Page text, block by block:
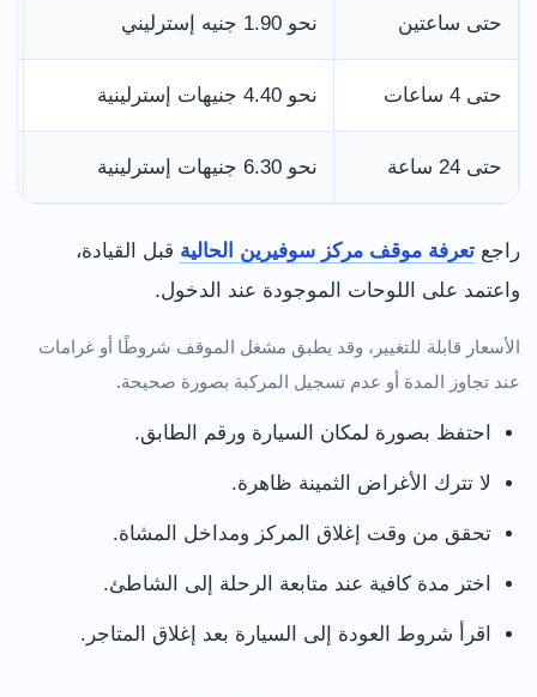
حتى ساعتين نحو 1.90 جنيه إسترليني
حتى 4 ساعات نحو 4.40 جنيهات إسترلينية
حتى 24 ساعة نحو 6.30 جنيهات إسترلينية
راجع تعرفة موقف مركز سوفيرين الحالية قبل القيادة،
واعتمد على اللوحات الموجودة عند الدخول.
الأسعار قابلة للتغيير، وقد يطبق مشغل الموقف شروطًا أو غرامات
عند تجاوز المدة أو عدم تسجيل المركبة بصورة صحيحة.
احتفظ بصورة لمكان السيارة ورقم الطابق.
لا تترك الأغراض الثمينة ظاهرة.
تحقق من وقت إغلاق المركز ومداخل المشاة.
اختر مدة كافية عند متابعة الرحلة إلى الشاطئ.
اقرأ شروط العودة إلى السيارة بعد إغلاق المتاجر.